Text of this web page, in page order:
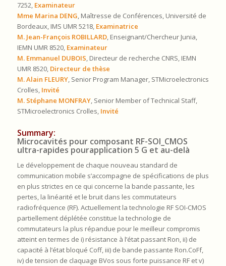
7252, Examinateur
Mme Marina DENG, Maîtresse de Conférences, Université de
Bordeaux, IMS UMR 5218, Examinatrice
M. Jean-François ROBILLARD, Enseignant/Chercheur Junia,
IEMN UMR 8520, Examinateur
M. Emmanuel DUBOIS, Directeur de recherche CNRS, IEMN
UMR 8520, Directeur de thèse
M. Alain FLEURY, Senior Program Manager, STMicroelectronics
Crolles, Invité
M. Stéphane MONFRAY, Senior Member of Technical Staff,
STMicroelectronics Crolles, Invité
Summary:
Microcavités pour composant RF-SOI_CMOS
ultra-rapides pourapplication 5 G et au-delà
Le développement de chaque nouveau standard de
communication mobile s’accompagne de spécifications de plus
en plus strictes en ce qui concerne la bande passante, les
pertes, la linéarité et le bruit dans les commutateurs
radiofréquence (RF). Actuellement la technologie RF SOI-CMOS
partiellement déplétée constitue la technologie de
commutateurs la plus répandue pour le meilleur compromis
atteint en termes de i) résistance à l’état passant Ron, ii) de
capacité à l’état bloqué Coff, iii) de bande passante Ron.CoFf,
iv) de tension de claquage BVos sous forte puissance RF et v)